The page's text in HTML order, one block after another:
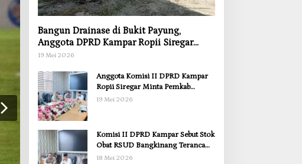
Bangun Drainase di Bukit Payung,
Anggota DPRD Kampar Ropii Siregar
Dorong Infrastruktur yang Menyentuh
19 Mei 2026
Anggota Komisi II DPRD Kampar
Ropii Siregar Minta Pemkab
Bergerak Cepat Atasi Ancaman
19 Mei 2026
Komisi II DPRD Kampar Sebut Stok
Obat RSUD Bangkinang Terancam
Habis Juli 2026
18 Mei 2026